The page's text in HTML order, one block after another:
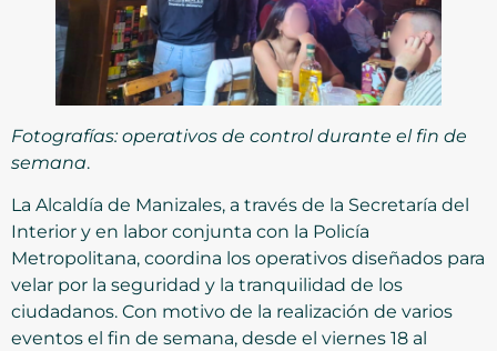
Fotografías: operativos de control durante el fin de
semana.
La Alcaldía de Manizales, a través de la Secretaría del
Interior y en labor conjunta con la Policía
Metropolitana, coordina los operativos diseñados para
velar por la seguridad y la tranquilidad de los
ciudadanos. Con motivo de la realización de varios
eventos el fin de semana, desde el viernes 18 al